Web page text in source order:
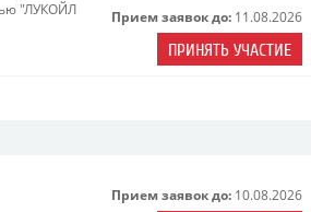
"ЛУКОЙЛ
Прием заявок до: 11.08.2026
ПРИНЯТЬ УЧАСТИЕ
Прием заявок до: 10.08.2026